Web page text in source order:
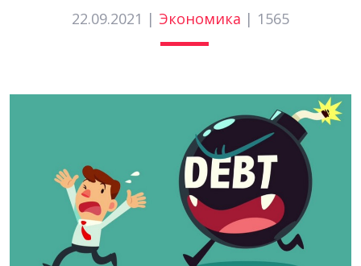
22.09.2021 | Экономика | 1565